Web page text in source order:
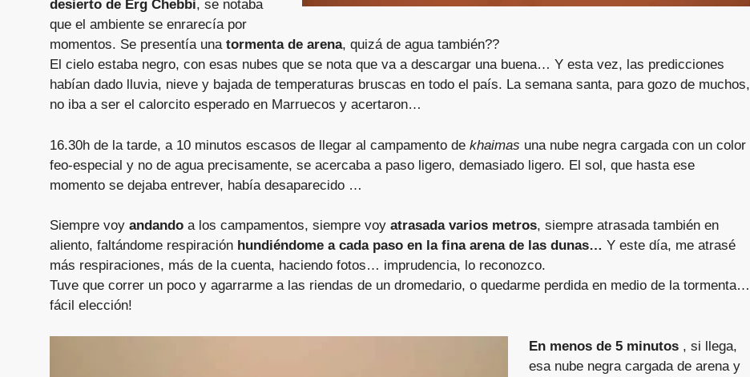
desierto de Erg Chebbi, se notaba
que el ambiente se enrarecía por
momentos. Se presentía una tormenta de arena, quizá de agua también??
El cielo estaba negro, con esas nubes que se nota que va a descargar una buena… Y esta vez, las predicciones
habían dado lluvia, nieve y bajada de temperaturas bruscas en todo el país. La semana santa, para gozo de muchos,
no iba a ser el calorcito esperado en Marruecos y acertaron…
16.30h de la tarde, a 10 minutos escasos de llegar al campamento de khaimas una nube negra cargada con un color
feo-especial y no de agua precisamente, se acercaba a paso ligero, demasiado ligero. El sol, que hasta ese
momento se dejaba entrever, había desaparecido …
Siempre voy andando a los campamentos, siempre voy atrasada varios metros, siempre atrasada también en
aliento, faltándome respiración hundiéndome a cada paso en la fina arena de las dunas… Y este día, me atrasé
más respiraciones, más de la cuenta, haciendo fotos… imprudencia, lo reconozco.
Tuve que correr un poco y agarrarme a las riendas de un dromedario, o quedarme perdida en medio de la tormenta…
fácil elección!
En menos de 5 minutos , si llega,
esa nube negra cargada de arena y